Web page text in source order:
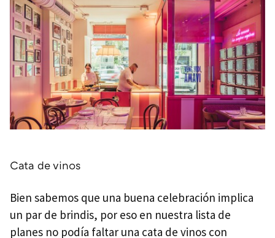
Cata de vinos
Bien sabemos que una buena celebración implica
un par de brindis, por eso en nuestra lista de
planes no podía faltar una cata de vinos con